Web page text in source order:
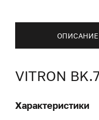
ОПИСАНИЕ
VITRON
Характеристики